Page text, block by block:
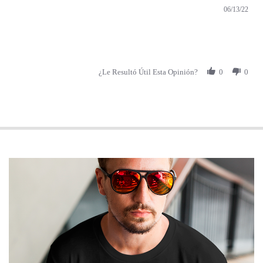
06/13/22
¿Le Resultó Útil Esta Opinión? 0 0